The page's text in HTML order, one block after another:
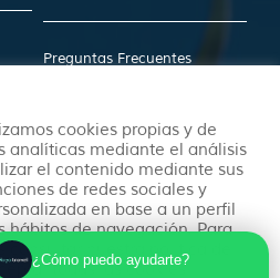
Preguntas Frecuentes
Nuestro Blog
Políticas
cookies propias y de
analíticas mediante el análisis
el contenido mediante sus
de redes sociales y
en base a un perfil
hábitos de navegación. Para
nuestra política de
todas las cookies
¿Cómo puedo ayudarte?